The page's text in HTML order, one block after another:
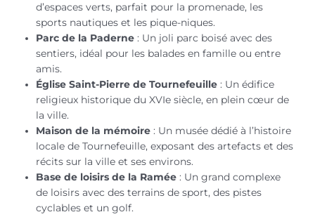
d’espaces verts, parfait pour la promenade, les
sports nautiques et les pique-niques.
Parc de la Paderne: Un joli parc boisé avec des
sentiers, idéal pour les balades en famille ou entre
amis.
Église Saint-Pierre de Tournefeuille: Un édifice
religieux historique du XVIe siècle, en plein cœur de
la ville.
Maison de la mémoire: Un musée dédié à l’histoire
locale de Tournefeuille, exposant des artefacts et des
récits sur la ville et ses environs.
Base de loisirs de la Ramée: Un grand complexe
de loisirs avec des terrains de sport, des pistes
cyclables et un golf.